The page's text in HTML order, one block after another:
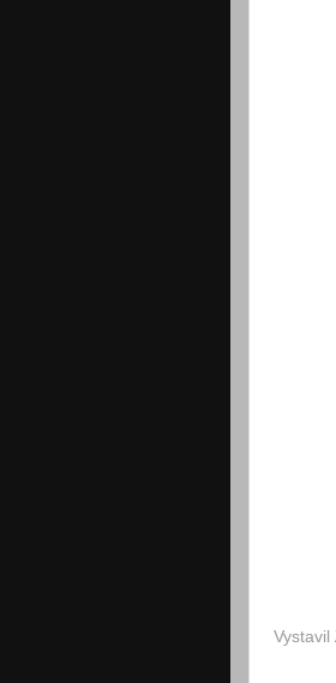
Vystavil